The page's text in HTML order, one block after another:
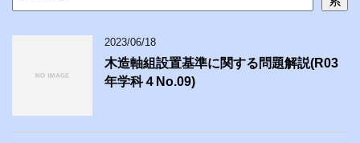
2023/06/18
木造軸組設置基準に関する問題解説(R03
年学科４No.09)